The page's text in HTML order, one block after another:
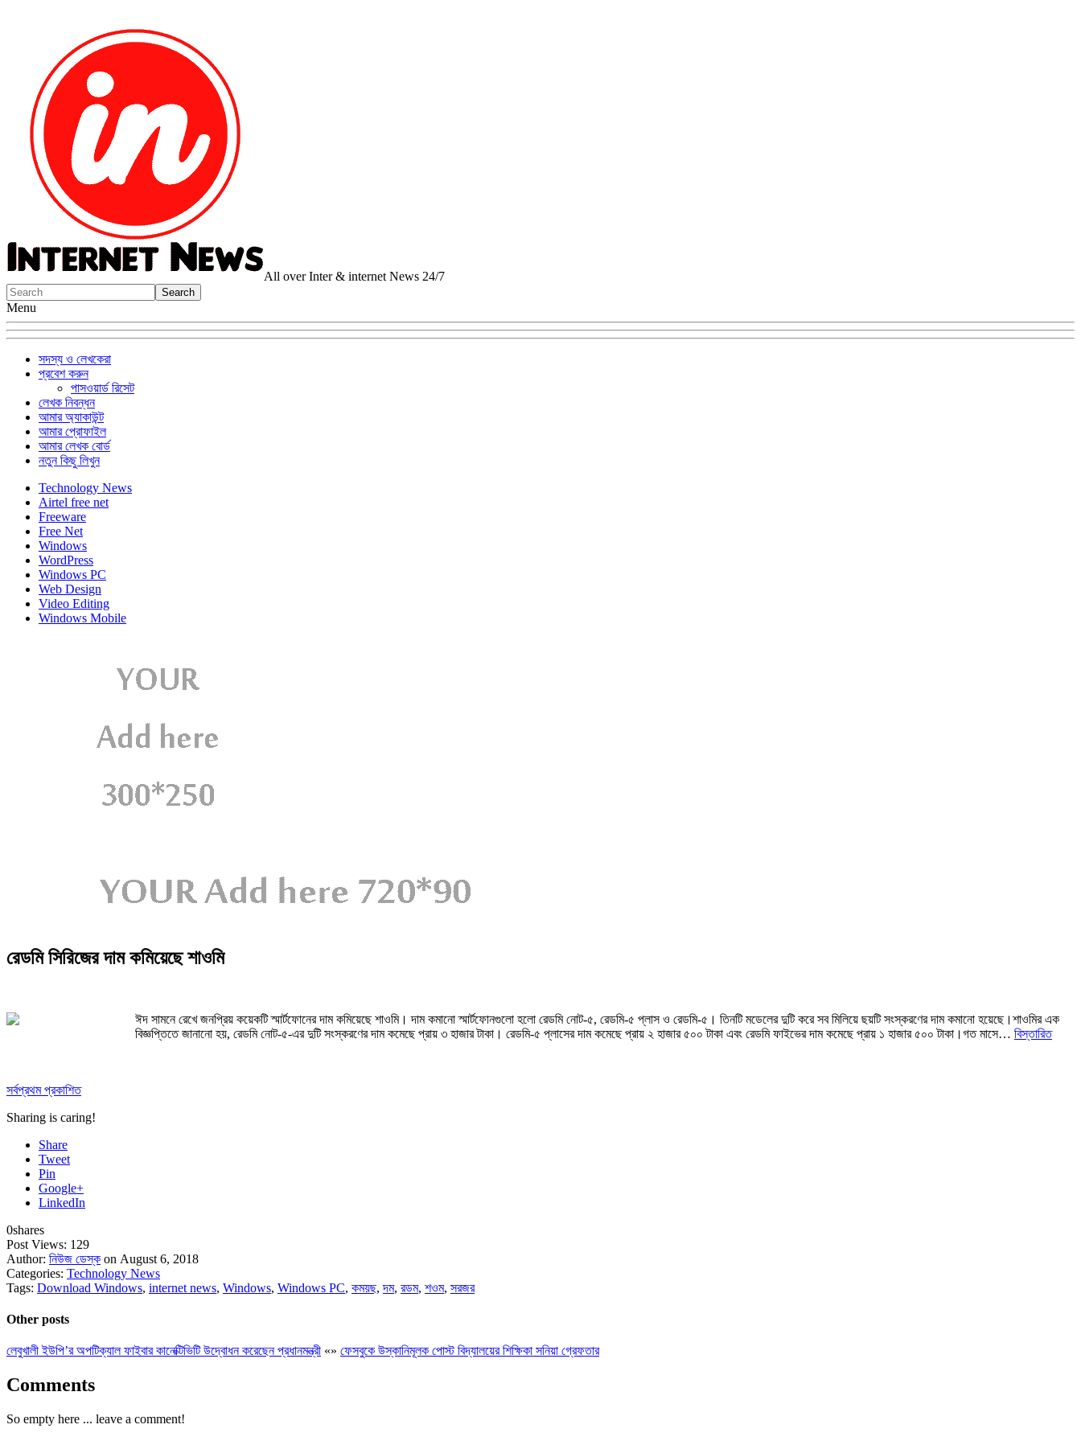
All over Inter & internet News 24/7
Menu
সদস্য ও লেখকেরা
প্রবেশ করুন
পাসওয়ার্ড রিসেট
লেখক নিবন্ধন
আমার অ্যাকাউন্ট
আমার প্রোফাইল
আমার লেখক বোর্ড
নতুন কিছু লিখুন
Technology News
Airtel free net
Freeware
Free Net
Windows
WordPress
Windows PC
Web Design
Video Editing
Windows Mobile
রেডমি সিরিজের দাম কমিয়েছে শাওমি
ঈদ সামনে রেখে জনপ্রিয় কয়েকটি স্মার্টফোনের দাম কমিয়েছে শাওমি। দাম কমানো স্মার্টফোনগুলো হলো রেডমি নোট-৫, রেডমি-৫ প্লাস ও রেডমি-৫। তিনটি মডেলের দুটি করে সব মিলিয়ে ছয়টি সংস্করণের দাম কমানো হয়েছে।শাওমির এক
বিজ্ঞপ্তিতে জানানো হয়, রেডমি নোট-৫-এর দুটি সংস্করণের দাম কমেছে প্রায় ৩ হাজার টাকা। রেডমি-৫ প্লাসের দাম কমেছে প্রায় ২ হাজার ৫০০ টাকা এবং রেডমি ফাইভের দাম কমেছে প্রায় ১ হাজার ৫০০ টাকা।গত মাসে… বিস্তারিত
সর্বপ্রথম প্রকাশিত
Sharing is caring!
Share
Tweet
Pin
Google+
LinkedIn
0shares
Post Views: 129
Author: নিউজ ডেস্ক on August 6, 2018
Categories: Technology News
Tags: Download Windows, internet news, Windows, Windows PC, কময়ছ,দম, রডম, শওম, সরজর
Other posts
লেবুখালী ইউপি’র অপটিক্যাল ফাইবার কানেক্টিভিটি উদ্বোধন করেছেন প্রধানমন্ত্রী «» ফেসবুকে উস্কানিমূলক পোস্ট বিদ্যালয়ের শিক্ষিকা সনিয়া গ্রেফতার
Comments
So empty here ... leave a comment!